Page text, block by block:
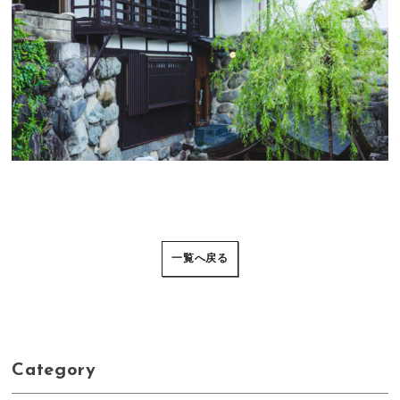
一覧へ戻る
Category